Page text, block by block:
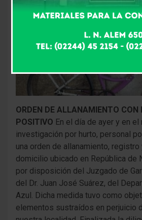
ORDEN DE ALLANAMIENTO CON
POSITIVO En el día de ayer y en el
investigación por hurto, personal
una orden de allanamiento,
domicilio ubicado en República de
por disposición del Juzgado de
del Dr. Juan José Suárez, del
Azul. Dicha medida tuvo como
elementos sustraídos en perjuicio